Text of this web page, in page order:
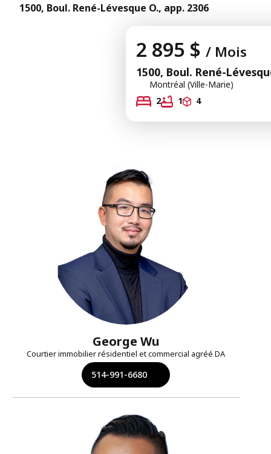
1500, Boul. René-Lévesque O., app. 2306
2 895 $ / Mois
1500, Boul. René-
Montréal (Ville-Marie)
2
1 4
George Wu
Courtier immobilier résidentiel et commercial agréé DA
514-991-6680